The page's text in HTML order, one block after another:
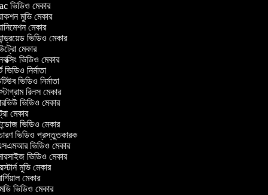
ভিডিও মেকার
মুভি মেকার
মেকার
ভিডিও মেকার
মেকার
ভিডিও মেকার
নির্মাতা
ভিডিও নির্মাতা
রিলস মেকার
ভিডিও মেকার
মেকার
ভিডিও মেকার
ভিডিও প্রস্তুতকারক
ভিডিও মেকার
ভিডিও মেকার
মুভি মেকার
মেকার
ভিডিও মেকার